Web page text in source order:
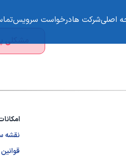
اصلیشرکت هادرخواست سرویس
مشکلی
نقشه